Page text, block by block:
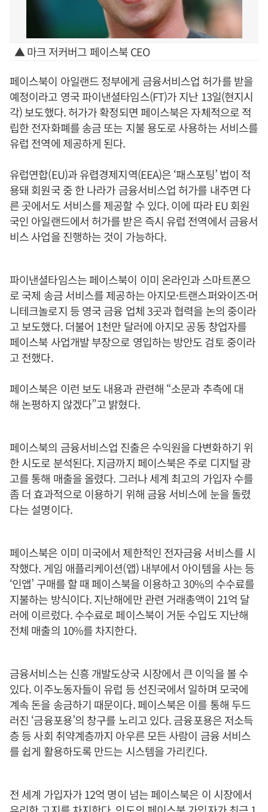
▲ 마크 저커버그 페이스북 CEO
페이스북이 아일랜드 정부에게 금융서비스업 허가를 받을
예정이라고 영국 파이낸셜타임스(FT)가 지난 13일(현지시
각) 보도했다. 허가가 확정되면 페이스북은 자체적으로 적
립한 전자화폐를 송금 또는 지불 용도로 사용하는 서비스를
유럽 전역에 제공하게 된다.
유럽연합(EU)과 유렵경제지역(EEA)은 ‘패스포팅’ 법이 적
용돼 회원국 중 한 나라가 금융서비스업 허가를 내주면 다
른 곳에서도 서비스를 제공할 수 있다. 이에 따라 EU 회원
국인 아일랜드에서 허가를 받은 즉시 유럽 전역에서 금융서
비스 사업을 진행하는 것이 가능하다.
파이낸셜타임스는 페이스북이 이미 온라인과 스마트폰으
로 국제 송금 서비스를 제공하는 아지모·트랜스퍼와이즈·머
니테크놀로지 등 영국 금융 업체 3곳과 협력을 논의 중이라
고 보도했다. 더불어 1천만 달러에 아지모 공동 창업자를
페이스북 사업개발 부장으로 영입하는 방안도 검토 중이라
고 전했다.
페이스북은 이런 보도 내용과 관련해 “소문과 추측에 대
해 논평하지 않겠다”고 밝혔다.
페이스북의 금융서비스업 진출은 수익원을 다변화하기 위
한 시도로 분석된다. 지금까지 페이스북은 주로 디지털 광
고를 통해 매출을 올렸다. 그러나 세계 최고의 가입자 수를
좀 더 효과적으로 이용하기 위해 금융 서비스에 눈을 돌렸
다는 설명이다.
페이스북은 이미 미국에서 제한적인 전자금융 서비스를 시
작했다. 게임 애플리케이션(앱) 내부에서 아이템을 사는 등
‘인앱’ 구매를 할 때 페이스북을 이용하고 30%의 수수료를
지불하는 방식이다. 지난해에만 관련 거래총액이 21억 달
러에 이르렀다. 수수료로 페이스북이 거둔 수입도 지난해
전체 매출의 10%를 차지한다.
금융서비스는 신흥 개발도상국 시장에서 큰 이익을 볼 수
있다. 이주노동자들이 유럽 등 선진국에서 일하며 모국에
계속 돈을 송금하기 때문이다. 페이스북은 이를 통해 두드
러진 ‘금융포용’의 창구를 노리고 있다. 금융포용은 저소득
층 등 사회 취약계층까지 아우른 모든 사람이 금융 서비스
를 쉽게 활용하도록 만드는 시스템을 가리킨다.
전 세계 가입자가 12억 명이 넘는 페이스북은 이 시장에서